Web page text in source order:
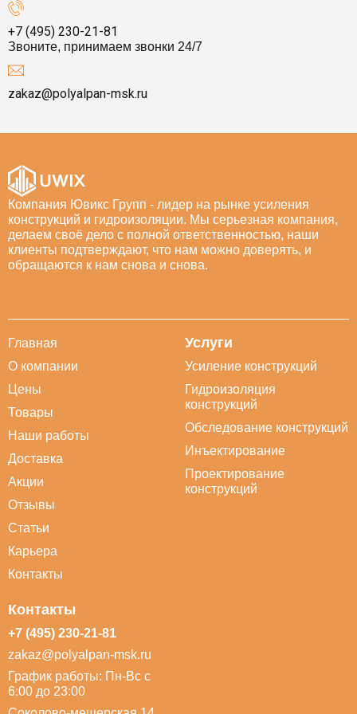
+7 (495) 230-21-81
Звоните, принимаем звонки 24/7
zakaz@polyalpan-msk.ru
Компания Ювикс Групп - лидер на рынке усиления
конструкций и гидроизоляции. Мы серьезная компания,
делаем своё дело с полной ответственностью, наши
клиенты подтверждают, что нам можно доверять, и
обращаются к нам снова и снова.
Главная
О компании
Цены
Товары
Наши работы
Доставка
Акции
Отзывы
Статьи
Карьера
Контакты
Услуги
Усиление конструкций
Гидроизоляция
конструкций
Обследование конструкций
Инъектирование
Проектирование
конструкций
Контакты
+7 (495) 230-21-81
zakaz@polyalpan-msk.ru
График работы: Пн-Вс с
6:00 до 23:00